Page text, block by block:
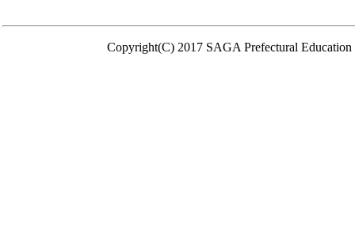
Copyright(C) 2017 SAGA Prefectural Education